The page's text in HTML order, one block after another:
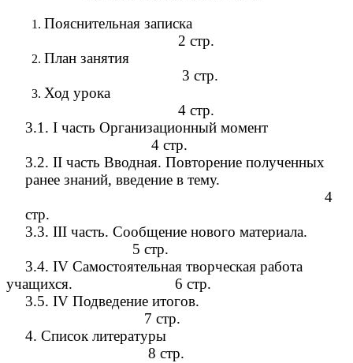
Пояснительная записка
2 стр.
План занятия
3 стр.
Ход урока
4 стр.
3.1. I часть Организационный момент
4 стр.
3.2. II часть Вводная. Повторение полученных
ранее знаний, введение в тему.
4
стр.
3.3. III часть. Сообщение нового материала.
5 стр.
3.4. IV Самостоятельная творческая работа
учащихся. 6 стр.
3.5. IV Подведение итогов.
7 стр.
4. Список литературы
8 стр.